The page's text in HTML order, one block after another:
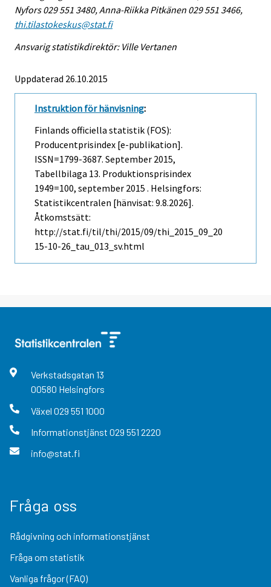
Nyfors 029 551 3480, Anna-Riikka Pitkänen 029 551 3466,
thi.tilastokeskus@stat.fi
Ansvarig statistikdirektör: Ville Vertanen
Uppdaterad 26.10.2015
Instruktion för hänvisning:
Finlands officiella statistik (FOS):
Producentprisindex [e-publikation].
ISSN=1799-3687. September 2015,
Tabellbilaga 13. Produktionsprisindex
1949=100, september 2015 . Helsingfors:
Statistikcentralen [hänvisat: 9.8.2026].
Åtkomstsätt:
http://stat.fi/til/thi/2015/09/thi_2015_09_20
15-10-26_tau_013_sv.html
Verkstadsgatan 13
00580 Helsingfors
Växel 029 551 1000
Informationstjänst 029 551 2220
info@stat.fi
Fråga oss
Rådgivning och informationstjänst
Fråga om statistik
Vanliga frågor (FAQ)